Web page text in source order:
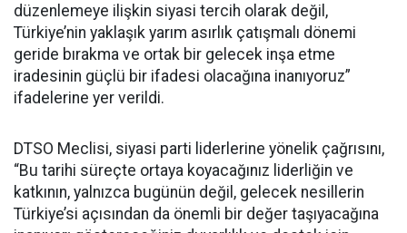
düzenlemeye ilişkin siyasi tercih olarak değil,
Türkiye’nin yaklaşık yarım asırlık çatışmalı dönemi
geride bırakma ve ortak bir gelecek inşa etme
iradesinin güçlü bir ifadesi olacağına inanıyoruz”
ifadelerine yer verildi.
DTSO Meclisi, siyasi parti liderlerine yönelik çağrısını,
“Bu tarihi süreçte ortaya koyacağınız liderliğin ve
katkının, yalnızca bugünün değil, gelecek nesillerin
Türkiye’si açısından da önemli bir değer taşıyacağına